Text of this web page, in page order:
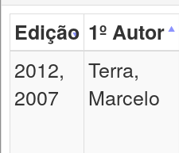
Edição 1º Autor
2012,
2007
Terra,
Marcelo